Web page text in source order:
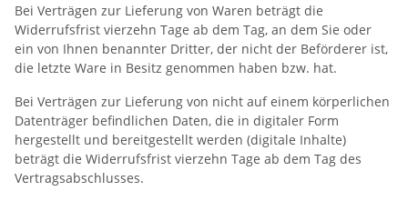
Bei Verträgen zur Lieferung von Waren beträgt die
Widerrufsfrist vierzehn Tage ab dem Tag, an dem Sie oder
ein von Ihnen benannter Dritter, der nicht der Beförderer ist,
die letzte Ware in Besitz genommen haben bzw. hat.
Bei Verträgen zur Lieferung von nicht auf einem körperlichen
Datenträger befindlichen Daten, die in digitaler Form
hergestellt und bereitgestellt werden (digitale Inhalte)
beträgt die Widerrufsfrist vierzehn Tage ab dem Tag des
Vertragsabschlusses.